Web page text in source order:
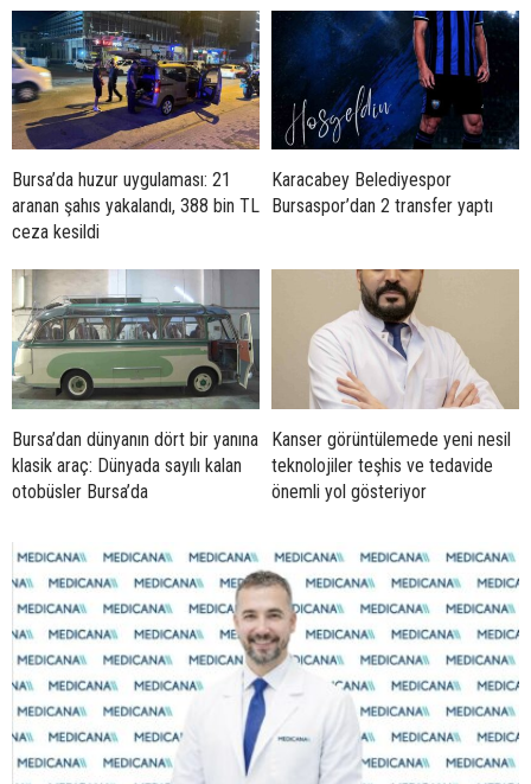
Bursa’da huzur uygulaması: 21
aranan şahıs yakalandı, 388 bin TL
ceza kesildi
Karacabey Belediyespor
Bursaspor’dan 2 transfer yaptı
Bursa’dan dünyanın dört bir yanına
klasik araç: Dünyada sayılı kalan
otobüsler Bursa’da
Kanser görüntülemede yeni nesil
teknolojiler teşhis ve tedavide
önemli yol gösteriyor